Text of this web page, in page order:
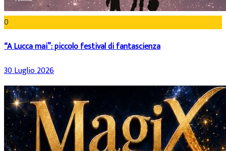
0
“A Lucca mai”: piccolo festival di fantascienza
30 Luglio 2026